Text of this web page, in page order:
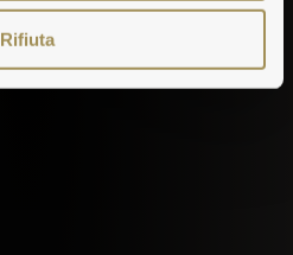
Rifiuta